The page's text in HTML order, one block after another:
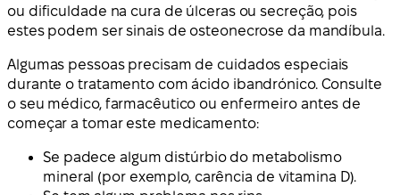
ou dificuldade na cura de úlceras ou secreção, pois
estes podem ser sinais de osteonecrose da mandíbula.
Algumas pessoas precisam de cuidados especiais
durante o tratamento com ácido ibandrónico. Consulte
o seu médico, farmacêutico ou enfermeiro antes de
começar a tomar este medicamento:
Se padece algum distúrbio do metabolismo
mineral (por exemplo, carência de vitamina D).